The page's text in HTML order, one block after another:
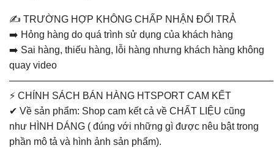
✍️ TRƯỜNG HỢP KHÔNG CHẤP NHẬN ĐỔI TRẢ
➡️ Hỏng hàng do quá trình sử dụng của khách hàng
➡️ Sai hàng, thiếu hàng, lỗi hàng nhưng khách hàng không
quay video
———————————————————————————
⚡ CHÍNH SÁCH BÁN HÀNG HTSPORT CAM KẾT
✔ Về sản phẩm: Shop cam kết cả về CHẤT LIỆU cũng
như HÌNH DÁNG ( đúng với những gì được nêu bật trong
phần mô tả và hình ảnh sản phẩm).